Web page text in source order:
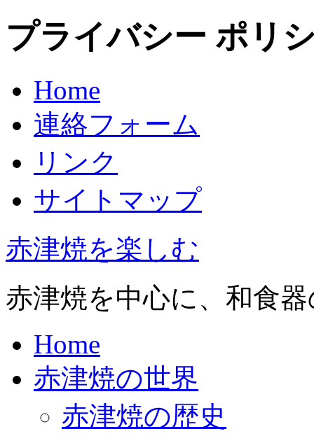
プライバシー ポリ
Home
連絡フォーム
リンク
サイトマップ
赤津焼を楽しむ
赤津焼を中心に、和食
Home
赤津焼の世界
赤津焼の歴史